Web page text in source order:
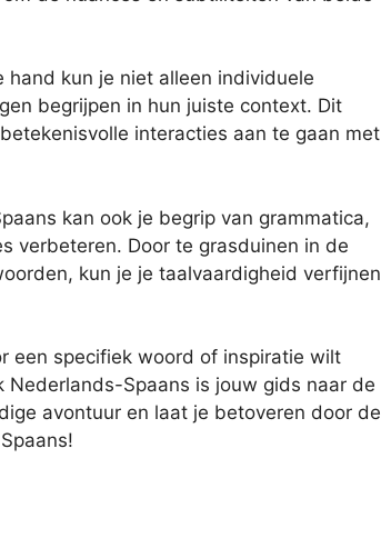
kun je niet alleen individuele
begrijpen in hun juiste context. Dit
interacties aan te gaan met
kan ook je begrip van grammatica,
verbeteren. Door te grasduinen in de
kun je je taalvaardigheid verfijnen
een specifiek woord of inspiratie wilt
Spaans is jouw gids naar de
avontuur en laat je betoveren door de